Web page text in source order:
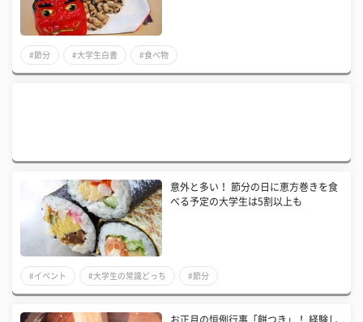
#節分 #大学生白書 #食べ物
意外と多い！ 節分の日に恵方巻きを食
べる予定の大学生は5割以上も
#イベント #大学生の常識どっち #節分
お正月の恒例行事「餅つき」！ 経験し